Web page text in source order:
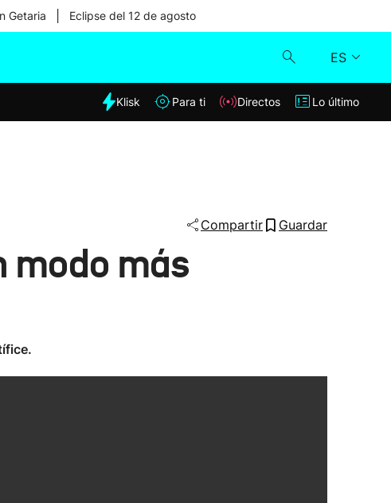
Getaria Eclipse del 12 de agosto
ES
Klisk
Klisk Para ti Directos Lo último
Compartir Guardar
modo más